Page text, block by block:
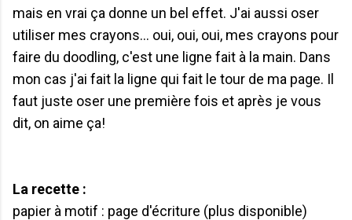
mais en vrai ça donne un bel effet. J'ai aussi oser
utiliser mes crayons... oui, oui, oui, mes crayons pour
faire du doodling, c'est une ligne fait à la main. Dans
mon cas j'ai fait la ligne qui fait le tour de ma page. Il
faut juste oser une première fois et après je vous
dit, on aime ça!
La recette :
papier à motif : page d'écriture (plus disponible)